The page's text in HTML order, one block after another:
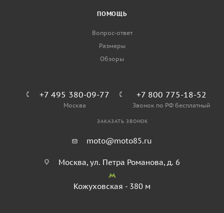
ПОМОЩЬ
Вопрос-ответ
Размеры
Обзоры
+7 495 380-09-77
Москва
+7 800 775-18-52
Звонок по РФ бесплатный
ЗАКАЗАТЬ ЗВОНОК
moto@moto85.ru
Москва, ул. Петра Романова, д. 6
Кожуховская - 380 м